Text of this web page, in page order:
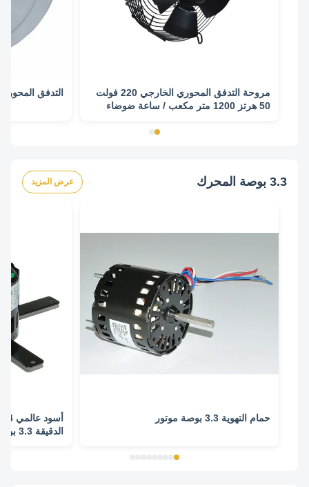
مروحة التدفق المحوري الخارجي 220 فولت
50 هرتز 1200 متر مكعب / ساعة ضوضاء
التدفق
3.3 بوصة المحرك عرض المزيد
حمام التهوية 3.3 بوصة موتور